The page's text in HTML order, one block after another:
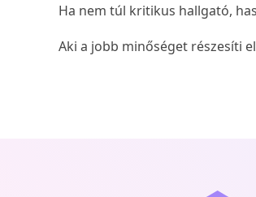
Ha nem túl kritikus hallgató,
Aki a jobb minőséget részesíti